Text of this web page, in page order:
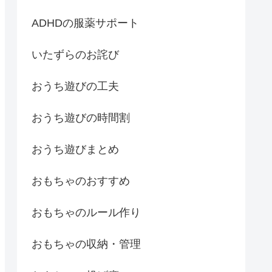
ADHDの服薬サポート
いたずらのお詫び
おうち遊びの工夫
おうち遊びの時間割
おうち遊びまとめ
おもちゃのおすすめ
おもちゃのルール作り
おもちゃの収納・管理